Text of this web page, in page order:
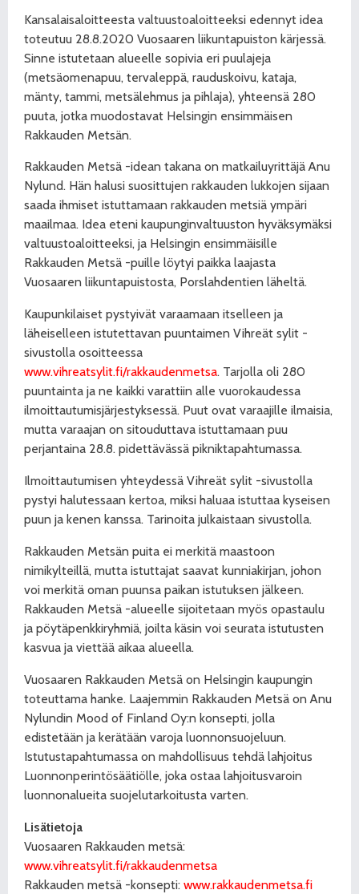
Kansalaisaloitteesta valtuustoaloitteeksi edennyt idea
toteutuu 28.8.2020 Vuosaaren liikuntapuiston kärjessä.
Sinne istutetaan alueelle sopivia eri puulajeja
(metsäomenapuu, tervaleppä, rauduskoivu, kataja,
mänty, tammi, metsälehmus ja pihlaja), yhteensä 280
puuta, jotka muodostavat Helsingin ensimmäisen
Rakkauden Metsän.
Rakkauden Metsä -idean takana on matkailuyrittäjä Anu
Nylund. Hän halusi suosittujen rakkauden lukkojen sijaan
saada ihmiset istuttamaan rakkauden metsiä ympäri
maailmaa. Idea eteni kaupunginvaltuuston hyväksymäksi
valtuustoaloitteeksi, ja Helsingin ensimmäisille
Rakkauden Metsä -puille löytyi paikka laajasta
Vuosaaren liikuntapuistosta, Porslahdentien läheltä.
Kaupunkilaiset pystyivät varaamaan itselleen ja
läheiselleen istutettavan puuntaimen Vihreät sylit -
sivustolla osoitteessa
www.vihreatsylit.fi/rakkaudenmetsa. Tarjolla oli 280
puuntainta ja ne kaikki varattiin alle vuorokaudessa
ilmoittautumisjärjestyksessä. Puut ovat varaajille ilmaisia,
mutta varaajan on sitouduttava istuttamaan puu
perjantaina 28.8. pidettävässä pikniktapahtumassa.
Ilmoittautumisen yhteydessä Vihreät sylit -sivustolla
pystyi halutessaan kertoa, miksi haluaa istuttaa kyseisen
puun ja kenen kanssa. Tarinoita julkaistaan sivustolla.
Rakkauden Metsän puita ei merkitä maastoon
nimikylteillä, mutta istuttajat saavat kunniakirjan, johon
voi merkitä oman puunsa paikan istutuksen jälkeen.
Rakkauden Metsä -alueelle sijoitetaan myös opastaulu
ja pöytäpenkkiryhmiä, joilta käsin voi seurata istutusten
kasvua ja viettää aikaa alueella.
Vuosaaren Rakkauden Metsä on Helsingin kaupungin
toteuttama hanke. Laajemmin Rakkauden Metsä on Anu
Nylundin Mood of Finland Oy:n konsepti, jolla
edistetään ja kerätään varoja luonnonsuojeluun.
Istutustapahtumassa on mahdollisuus tehdä lahjoitus
Luonnonperintösäätiölle, joka ostaa lahjoitusvaroin
luonnonalueita suojelutarkoitusta varten.
Lisätietoja
Vuosaaren Rakkauden metsä:
www.vihreatsylit.fi/rakkaudenmetsa
Rakkauden metsä -konsepti: www.rakkaudenmetsa.fi